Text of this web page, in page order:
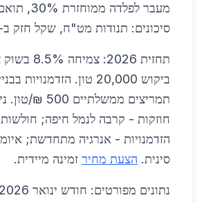
סיכונים: תנודות מט"ח, שקל חזק ב-3.6 ל-
תחזית 2026:
ביקוש 20,000 טון.
חוזקות - קרבה לנמל חיפה;
הזדמנויות - אנרגיה מתחדשת;
סינית. הצעת מחיר זמינה מיידית.